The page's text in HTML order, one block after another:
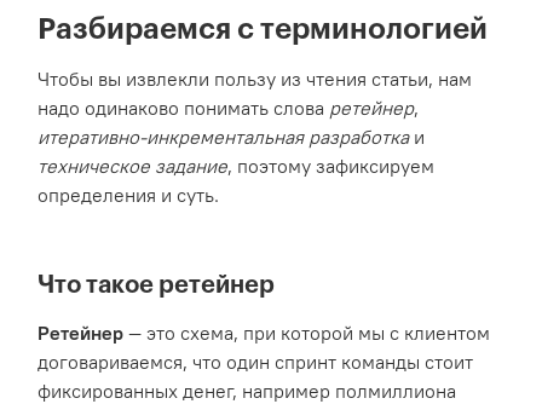
Разбираемся с терминологией
Чтобы вы извлекли пользу из чтения статьи, нам
надо одинаково понимать слова ретейнер,
итеративно-инкрементальная разработкаи
техническое задание, поэтому зафиксируем
определения и суть.
Что такое ретейнер
Ретейнер— это схема, при которой мы с клиентом
договариваемся, что один спринт команды стоит
фиксированных денег, например полмиллиона